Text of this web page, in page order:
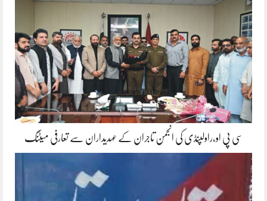
سی پی او،راولپنڈی کی انجمن تاجران کے عہدیداران سے تعارفی میٹنگ